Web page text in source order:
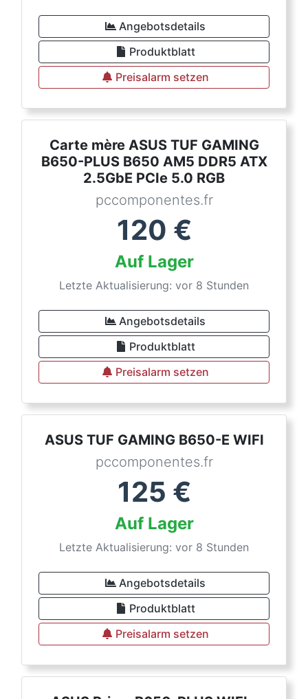
Angebotsdetails
Produktblatt
Preisalarm setzen
Carte mère ASUS TUF GAMING
B650-PLUS B650 AM5 DDR5 ATX
2.5GbE PCIe 5.0 RGB
pccomponentes.fr
120 €
Auf Lager
Letzte Aktualisierung: vor 8 Stunden
Angebotsdetails
Produktblatt
Preisalarm setzen
ASUS TUF GAMING B650-E WIFI
pccomponentes.fr
125 €
Auf Lager
Letzte Aktualisierung: vor 8 Stunden
Angebotsdetails
Produktblatt
Preisalarm setzen